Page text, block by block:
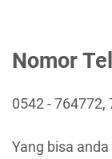
Nomor
0542 - 764772,
Yang bisa